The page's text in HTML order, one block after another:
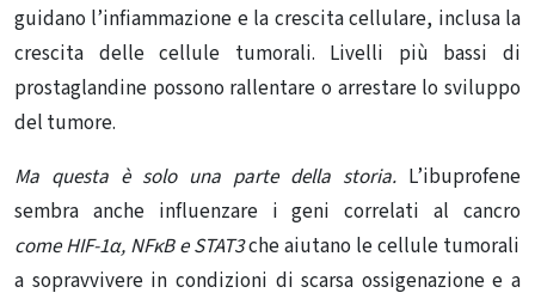
guidano l’infiammazione e la crescita cellulare, inclusa la
crescita delle cellule tumorali. Livelli più bassi di
prostaglandine possono rallentare o arrestare lo sviluppo
del tumore.
Ma questa è solo una parte della storia. L’ibuprofene
sembra anche influenzare i geni correlati al cancro
comeHIF-1α, NFκB e STAT3che aiutano le cellule tumorali
a sopravvivere in condizioni di scarsa ossigenazione e a